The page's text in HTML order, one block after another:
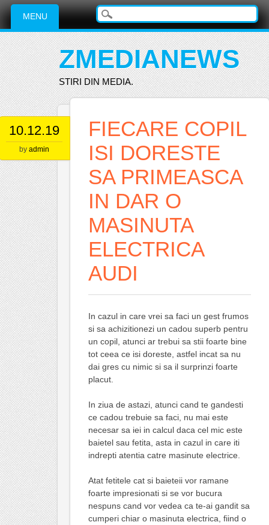
Main menu
Skip
content
MENU
ZMEDIANEWS
STIRI DIN MEDIA.
10.12.19
by admin
FIECARE COPIL
ISI DORESTE
SA PRIMEASCA
IN DAR O
MASINUTA
ELECTRICA
AUDI
In cazul in care vrei sa faci un gest frumos
si sa achizitionezi un cadou superb pentru
un copil, atunci ar trebui sa stii foarte bine
tot ceea ce isi doreste, astfel incat sa nu
dai gres cu nimic si sa il surprinzi foarte
placut.
In ziua de astazi, atunci cand te gandesti
ce cadou trebuie sa faci, nu mai este
necesar sa iei in calcul daca cel mic este
baietel sau fetita, asta in cazul in care iti
indrepti atentia catre masinute electrice.
Atat fetitele cat si baieteii vor ramane
foarte impresionati si se vor bucura
nespuns cand vor vedea ca te-ai gandit sa
cumperi chiar o masinuta electrica, fiind o